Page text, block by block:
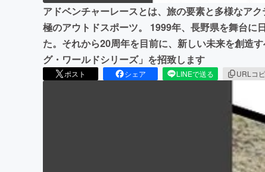
アドベンチャーレースとは、旅の要素と多様なア
極のアウトドスポーツ。 1999年、長野県を舞台に
た。それから20周年を目前に、新しい未来を創造
グ・ワールドシリーズ」を招致します
ポスト シェア LINEで送る URLコ